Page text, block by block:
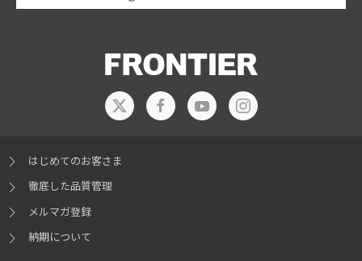
はじめてのお客さま
徹底した品質管理
メルマガ登録
納期について